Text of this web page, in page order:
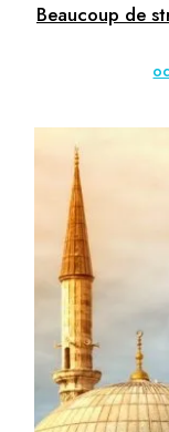
Beaucoup de